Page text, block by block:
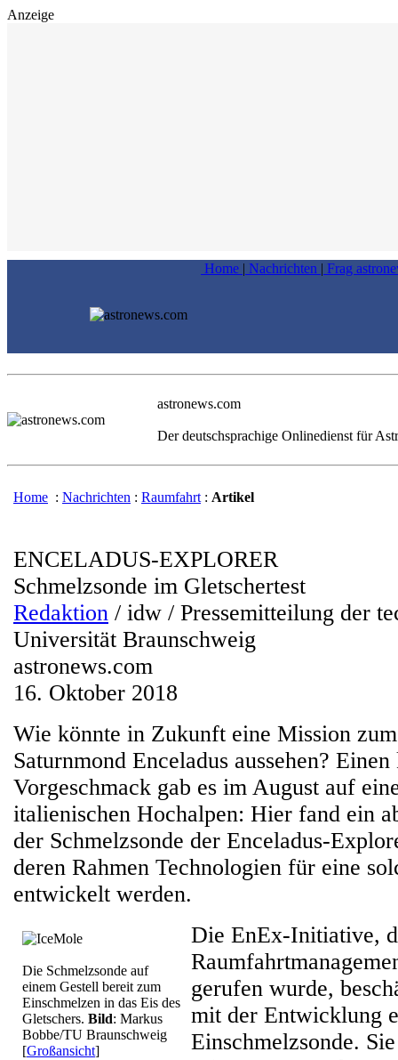
Anzeige
Home | Nachrichten | Frag
astronews.com
Der deutschsprachige Onlinedienst für
Home : Nachrichten : Raumfahrt : Artikel
ENCELADUS-EXPLORER
Schmelzsonde im Gletschertest
Redaktion / idw / Pressemitteilung der
Universität Braunschweig
astronews.com
16. Oktober 2018
Wie könnte in Zukunft eine Mission
Saturnmond Enceladus aussehen?
Vorgeschmack gab es im August auf
italienischen Hochalpen: Hier fand ein
der Schmelzsonde der Enceladus-
deren Rahmen Technologien für eine
entwickelt werden.
Die Schmelzsonde auf
einem Gestell bereit zum
Einschmelzen in das Eis des
Gletschers. Bild: Markus
Bobbe/TU Braunschweig
[Großansicht]
Die EnEx-Initiative,
gerufen wurde,
mit der Entwicklung
Einschmelzsonde.